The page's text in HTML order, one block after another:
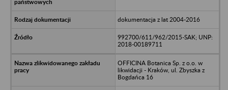
dokumentacja z lat 2004-2016
992700/611/962/2015-SAK; UNP:
2018-00189711
OFFICINA Botanica Sp. z o.o. w
likwidacji - Kraków, ul. Zbyszka z
Bogdańca 16